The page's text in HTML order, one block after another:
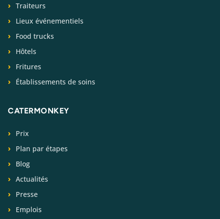
Traiteurs
Lieux événementiels
Food trucks
Hôtels
Fritures
Établissements de soins
CATERMONKEY
Prix
Plan par étapes
Blog
Actualités
Presse
Emplois